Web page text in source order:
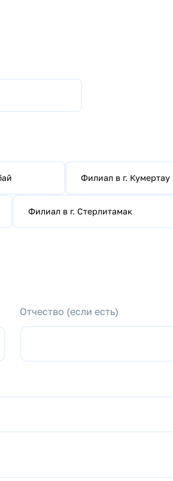
Филиал в г. Кумертау
Филиал в г. Стерлитамак
Отчество (если есть)